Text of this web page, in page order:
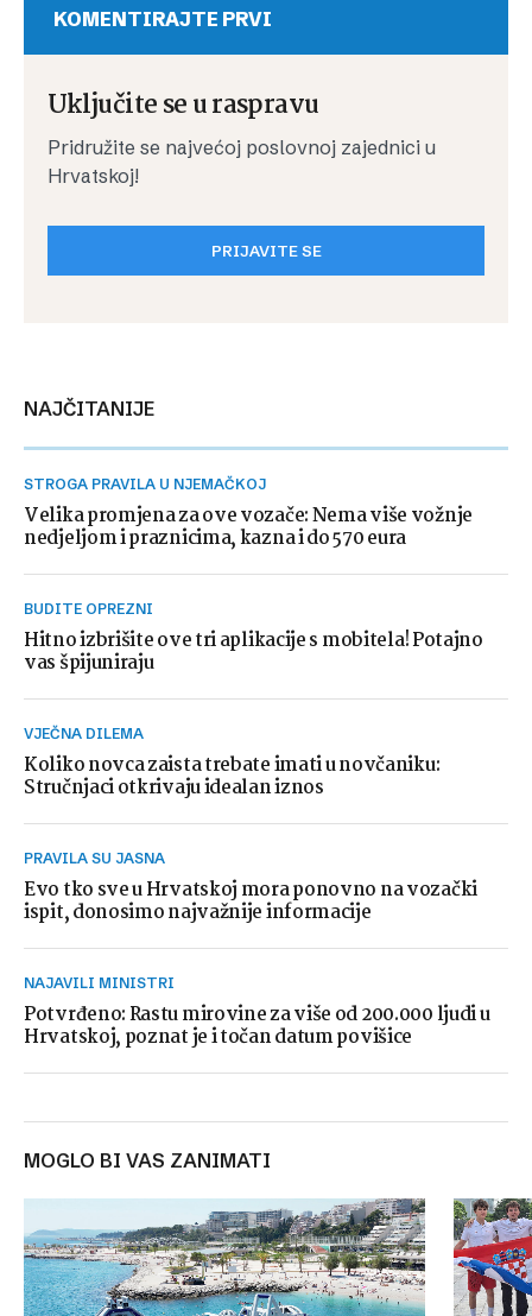
KOMENTIRAJTE PRVI
Uključite se u raspravu
Pridružite se najvećoj poslovnoj zajednici u
Hrvatskoj!
PRIJAVITE SE
NAJČITANIJE
STROGA PRAVILA U NJEMAČKOJ
Velika promjena za ove vozače: Nema više vožnje
nedjeljom i praznicima, kazna i do 570 eura
BUDITE OPREZNI
Hitno izbrišite ove tri aplikacije s mobitela! Potajno
vas špijuniraju
VJEČNA DILEMA
Koliko novca zaista trebate imati u novčaniku:
Stručnjaci otkrivaju idealan iznos
PRAVILA SU JASNA
Evo tko sve u Hrvatskoj mora ponovno na vozački
ispit, donosimo najvažnije informacije
NAJAVILI MINISTRI
Potvrđeno: Rastu mirovine za više od 200.000 ljudi u
Hrvatskoj, poznat je i točan datum povišice
MOGLO BI VAS ZANIMATI